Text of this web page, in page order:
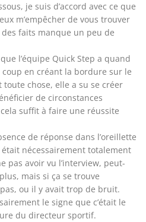
je suis d’accord avec ce que
m’empêcher de vous trouver
faits manque un peu de
l’équipe Quick Step a quand
en créant la bordure sur le
chose, elle a su se créer
de circonstances
suffit à faire une réussite
de réponse dans l’oreillette
nécessairement totalement
pas avoir vu l’interview, peut-
mais si ça se trouve
ou il y avait trop de bruit.
le signe que c’était le
du directeur sportif.